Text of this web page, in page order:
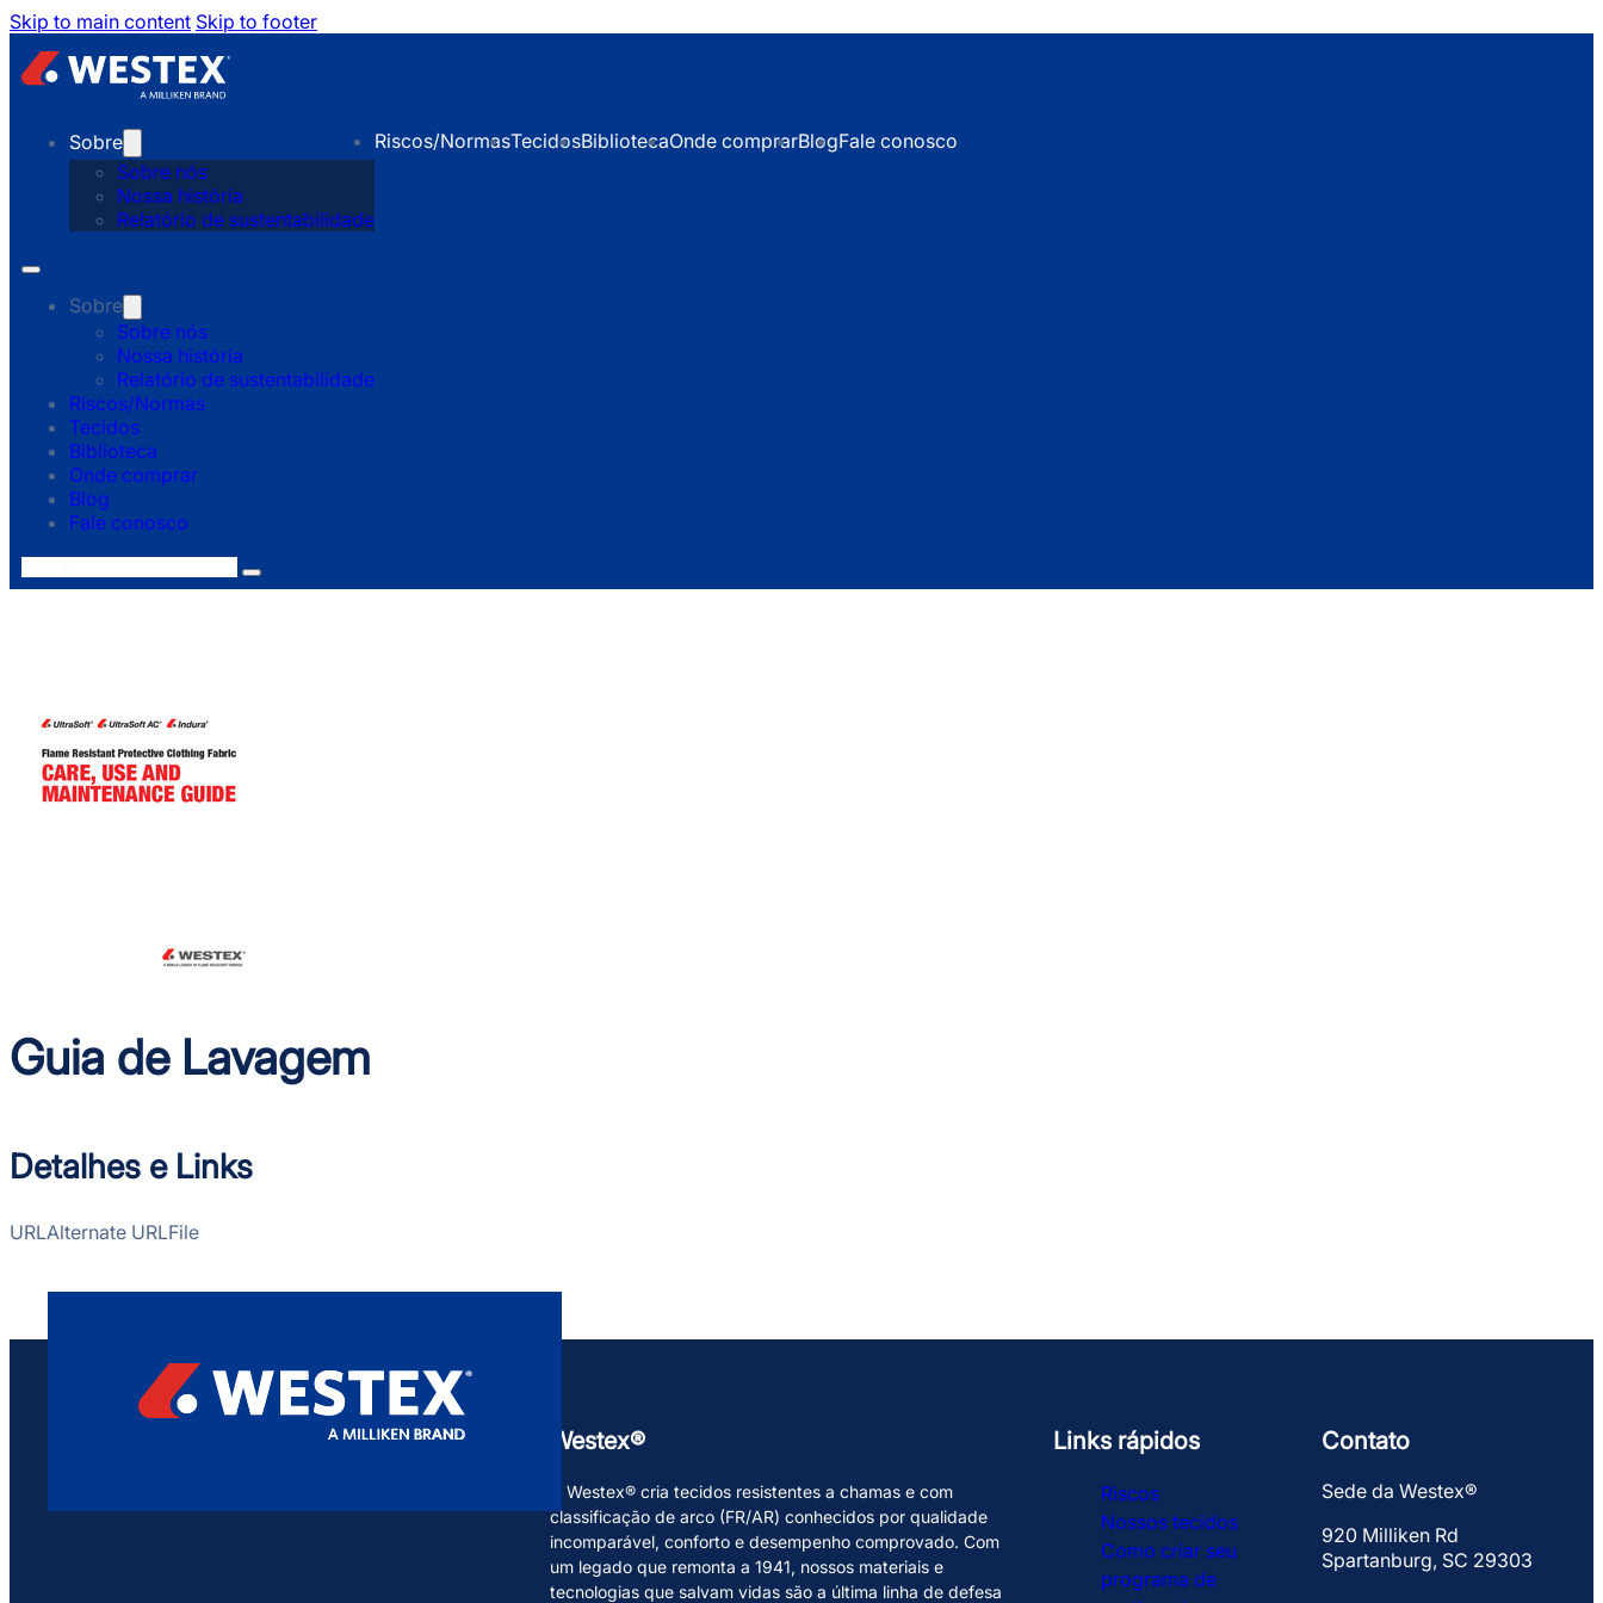
Skip to main content Skip to footer
Sobre
Sobre nós
Nossa história
Relatório de sustentabilidade
Riscos/NormasTecidosBibliotecaOnde comprarBlogFale conosco
Sobre
Sobre nós
Nossa história
Relatório de sustentabilidade
Riscos/Normas
Tecidos
Biblioteca
Onde comprar
Blog
Fale conosco
Search
Guia de Lavagem
Detalhes e Links
URLAlternate URLFile
Westex®
A Westex® cria tecidos resistentes a chamas e com
classificação de arco (FR/AR) conhecidos por qualidade
incomparável, conforto e desempenho comprovado. Com
um legado que remonta a 1941, nossos materiais e
tecnologias que salvam vidas são a última linha de defesa
Links rápidos
Riscos
Nossos tecidos
Como criar seu
programa de
Contato
Sede da Westex®
920 Milliken Rd
Spartanburg, SC 29303